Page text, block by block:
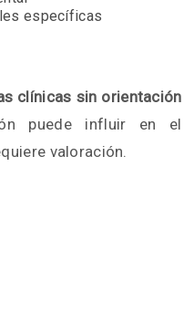
específicas
clínicas sin orientación
puede influir en el
valoración.